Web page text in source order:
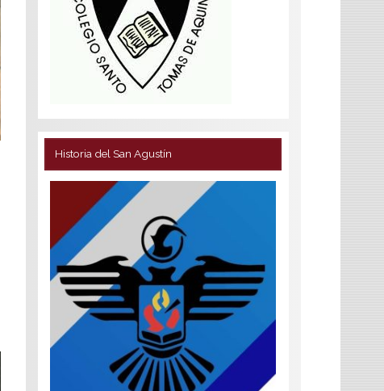
Historia del San Agustín